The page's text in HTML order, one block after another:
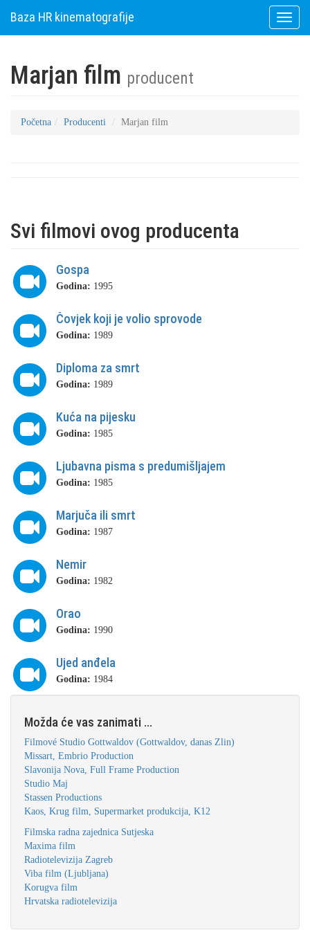
Toggle
Baza HR kinematografije
Marjan film producent
Početna Producenti Marjan film
Svi filmovi ovog producenta
Gospa
Godina: 1995
Čovjek koji je volio sprovode
Godina: 1989
Diploma za smrt
Godina: 1989
Kuća na pijesku
Godina: 1985
Ljubavna pisma s predumišljajem
Godina: 1985
Marjuča ili smrt
Godina: 1987
Nemir
Godina: 1982
Orao
Godina: 1990
Ujed anđela
Godina: 1984
Možda će vas zanimati ...
Filmové Studio Gottwaldov (Gottwaldov, danas Zlin)
Missart, Embrio Production
Slavonija Nova, Full Frame Production
Studio Maj
Stassen Productions
Kaos, Krug film, Supermarket produkcija, K12
Filmska radna zajednica Sutjeska
Maxima film
Radiotelevizija Zagreb
Viba film (Ljubljana)
Korugva film
Hrvatska radiotelevizija